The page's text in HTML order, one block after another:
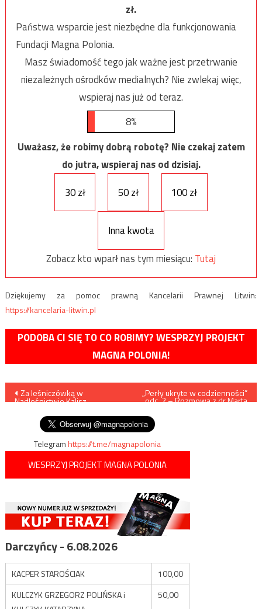
zł.
Państwa wsparcie jest niezbędne dla funkcjonowania
Fundacji Magna Polonia.
Masz świadomość tego jak ważne jest przetrwanie
niezależnych ośrodków medialnych? Nie zwlekaj więc,
wspieraj nas już od teraz.
8%
Uważasz, że robimy dobrą robotę? Nie czekaj zatem
do jutra, wspieraj nas od dzisiaj.
30 zł
50 zł 100 zł
Inna kwota
Zobacz kto wparł nas tym miesiącu: Tutaj
Dziękujemy za pomoc prawną Kancelarii Prawnej Litwin:
https://kancelaria-litwin.pl
PODOBA CI SIĘ TO CO ROBIMY? WESPRZYJ PROJEKT
MAGNA POLONIA!
Nawigacja
wpisu
Za leśniczówką w
Nadleśnictwie Kalisz
„Perły ukryte w codzienności”
odc. 2 – Rozmowa z dr Martą
Telegramhttps://t.me/magnapolonia
WESPRZYJ PROJEKT MAGNA POLONIA
Darczyńcy - 6.08.2026
KACPER STAROŚCIAK
100,00
KULCZYK GRZEGORZ POLIŃSKA i
50,00